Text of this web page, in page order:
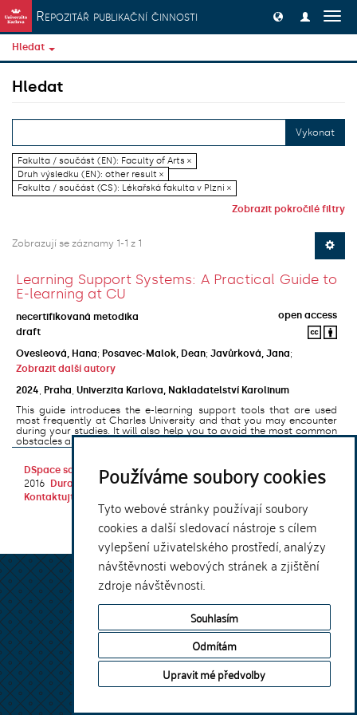
Používáme soubory cookies
Tyto webové stránky používají soubory
cookies a další sledovací nástroje s cílem
vylepšení uživatelského prostředí, analýzy
návštěvnosti webových stránek a zjištění
zdroje návštěvnosti.
Souhlasím
Odmítám
Upravit mé předvolby
Přeskočit na obsah
Repozitář publikační činnosti
Hledat
Hledat
Vykonat
Fakulta / součást (EN): Faculty of Arts ×
Druh výsledku (EN): other result ×
Fakulta / součást (CS): Lékařská fakulta v Plzni ×
Zobrazit pokročilé filtry
Zobrazují se záznamy 1-1 z 1
Learning Support Systems: A Practical Guide to
E-learning at CU
necertifikovaná metodika
open access
draft
Ovesleová, Hana; Posavec-Malok, Dean; Javůrková, Jana;
Zobrazit další autory
2024
Praha Univerzita Karlova, Nakladatelství Karolinum
This guide introduces the e-learning support tools that are used
most frequently at Charles University and that you may encounter
during your studies. It will also help you to avoid the most common
obstacles associated ...
DSpace softwarecopyright © 2002-
2016
DuraSpace
Kontaktujte nás